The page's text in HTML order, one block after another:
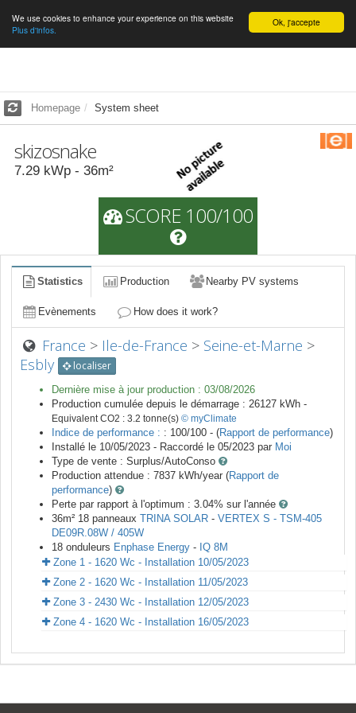
English Ok, j'accepte
We use cookies to enhance your experience on this website
Plus d'infos.
Homepage System sheet
skizosnake
7.29 kWp - 36m²
SCORE 100/100
Statistics Production Nearby PV systems
Evènements How does it work?
France > Ile-de-France > Seine-et-Marne >
Esbly
localiser
Dernière mise à jour production : 03/08/2026
Production cumulée depuis le démarrage : 26127 kWh -
Equivalent CO2 : 3.2 tonne(s) © myClimate
Indice de performance : : 100/100 - (Rapport de performance)
Installé le 10/05/2023 - Raccordé le 05/2023 par Moi
Type de vente : Surplus/AutoConso
Production attendue : 7837 kWh/year (Rapport de
performance)
Perte par rapport à l'optimum : 3.04% sur l'année
36m² 18 panneaux TRINA SOLAR - VERTEX S - TSM-405
DE09R.08W / 405W
18 onduleurs Enphase Energy - IQ 8M
Zone 1 - 1620 Wc - Installation 10/05/2023
Zone 2 - 1620 Wc - Installation 11/05/2023
Zone 3 - 2430 Wc - Installation 12/05/2023
Zone 4 - 1620 Wc - Installation 16/05/2023